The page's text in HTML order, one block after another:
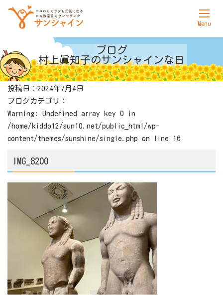
サンシャインについて
ヨガ
カウンセリング
料金表
アクセス
ブログ
村上眞知子のサンシャインな日
投稿日：2024年7月4日
ブログカテゴリ：
Warning : Undefined array key 0 in
/home/kiddo12/sun10.net/public_html/wp-
content/themes/sunshine/single.php on line 16
IMG_8200